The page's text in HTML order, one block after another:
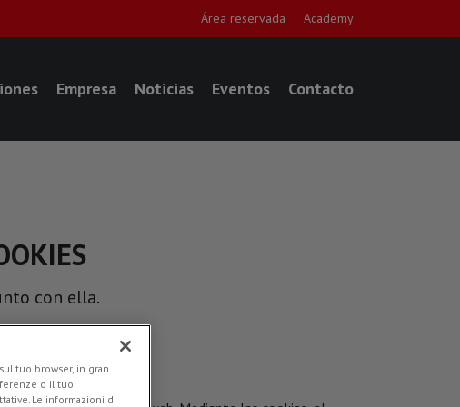
Área reservada Academy
Empresa Noticias Eventos Contacto
con ella.
tuo browser, in gran
o il tuo
Le informazioni di